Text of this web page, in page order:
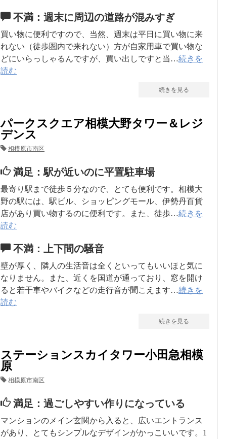
不満：週末に周辺の道路が混みすぎ
買い物に便利ですので、当然、週末は平日に買い物に来
れない（徒歩圏内で来れない）方が自家用車で買い物な
どにいらっしゃるんですが、買い出しですと当…続きを
読む
続きを見る
パークスクエア相模大野タワー＆レジ
デンス
相模原市南区
満足：駅が近いのに平置駐車場
最寄り駅まで徒歩５分なので、とても便利です。相模大
野の駅には、駅ビル、ショッピングモール、伊勢丹百貨
店があり買い物するのに便利です。また、徒歩…続きを
読む
不満：上下間の騒音
壁が厚く、隣人の生活音は全くといってもいいほと気に
なりません。また、近くを国道が通っており、窓を開け
ると若干車やバイクなどの走行音が聞こえます…続きを
読む
続きを見る
ステーションスカイタワー小田急相模
原
相模原市南区
満足：過ごしやすい作りになっている
マンションのメイン玄関から入ると、広いエントランス
があり、とてもシンプルなデザインがかっこいいです。1